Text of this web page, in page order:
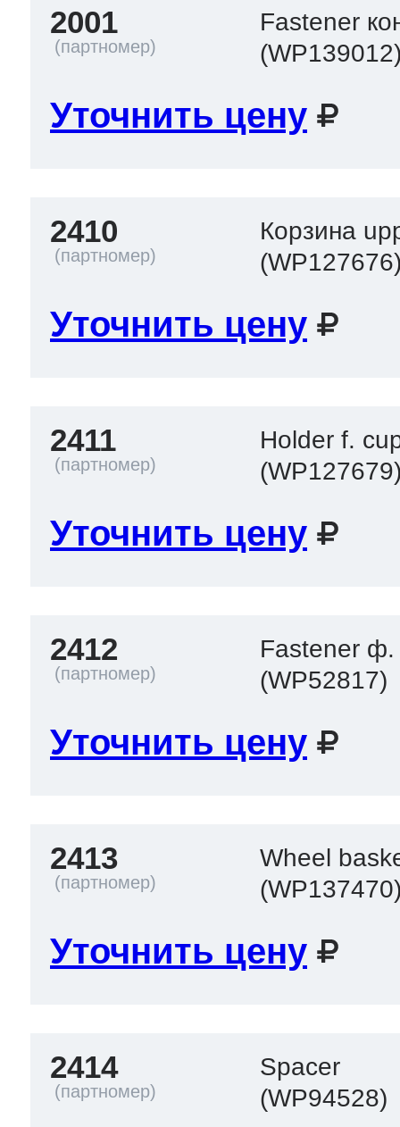
2001
Fastener
Уточнить цену
2410
Корзина
Уточнить цену
2411
Holder f.
Уточнить цену
2412
Fastener ф.
(WP52817)
Уточнить цену
2413
Wheel
Уточнить цену
2414
Spacer
(WP94528)